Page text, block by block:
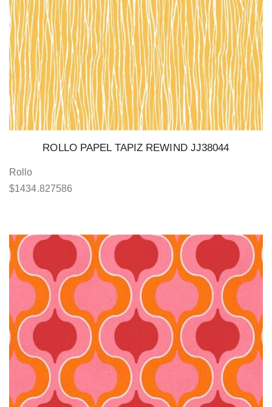
ROLLO PAPEL TAPIZ REWIND JJ38044
Rollo
$1434.827586